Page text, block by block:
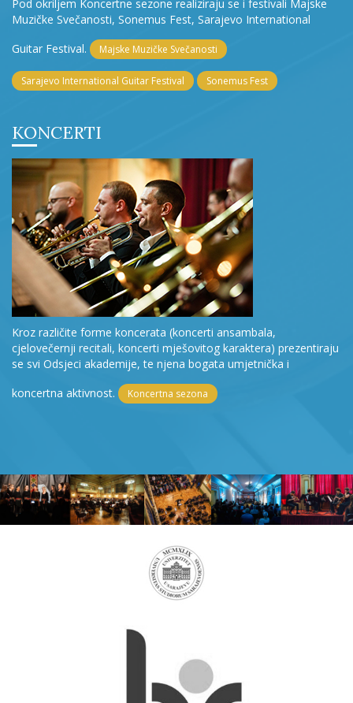
Pod okriljem Koncertne sezone realiziraju se i festivali Majske
Muzičke Svečanosti, Sonemus Fest, Sarajevo International
Guitar Festival.
Majske Muzičke Svečanosti
Sarajevo International Guitar Festival Sonemus Fest
KONCERTI
Kroz različite forme koncerata (koncerti ansambala,
cjelovečernji recitali, koncerti mješovitog karaktera) prezentiraju
se svi Odsjeci akademije, te njena bogata umjetnička i
koncertna aktivnost.
Koncertna sezona